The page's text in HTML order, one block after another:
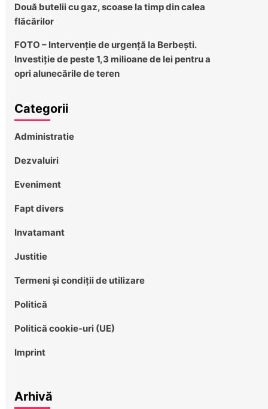
Două butelii cu gaz, scoase la timp din calea
flăcărilor
FOTO – Intervenție de urgență la Berbești.
Investiție de peste 1,3 milioane de lei pentru a
opri alunecările de teren
Categorii
Administratie
Dezvaluiri
Eveniment
Fapt divers
Invatamant
Justitie
Termeni și condiții de utilizare
Politică
Politică cookie-uri (UE)
Imprint
Arhivă